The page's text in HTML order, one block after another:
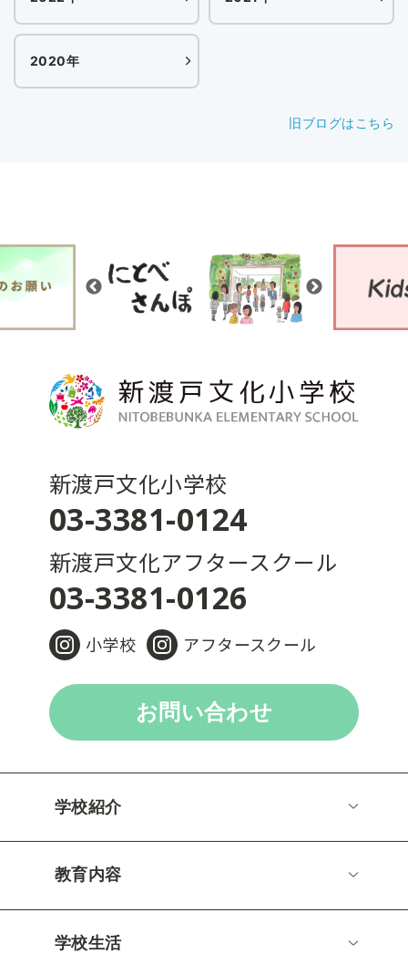
2020年
旧ブログはこちら
新渡戸文化小学校
03-3381-0124
新渡戸文化アフタースクール
03-3381-0126
小学校 アフタースクール
お問い合わせ
学校紹介
教育内容
学校生活